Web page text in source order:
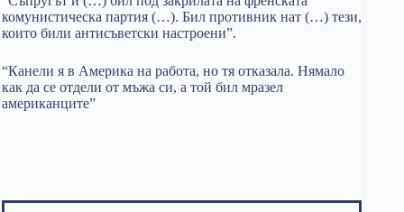
комунистическа партия (…). Бил противник нат (…) тези,
които били антисъветски настроени”.
“Канели я в Америка на работа, но тя отказала. Нямало
как да се отдели от мъжа си, а той бил мразел
американците”